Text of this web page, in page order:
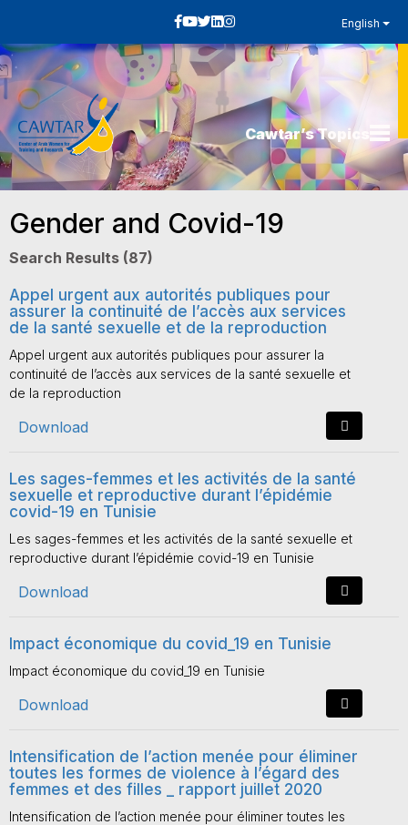
English
Cawtar’s Topics
Gender and Covid-19
Search Results (87)
Appel urgent aux autorités publiques pour
assurer la continuité de l’accès aux services
de la santé sexuelle et de la reproduction
Appel urgent aux autorités publiques pour assurer la
continuité de l’accès aux services de la santé sexuelle et
de la reproduction
Download
Les sages-femmes et les activités de la santé
sexuelle et reproductive durant l’épidémie
covid-19 en Tunisie
Les sages-femmes et les activités de la santé sexuelle et
reproductive durant l’épidémie covid-19 en Tunisie
Download
Impact économique du covid_19 en Tunisie
Impact économique du covid_19 en Tunisie
Download
Intensification de l’action menée pour éliminer
toutes les formes de violence à l’égard des
femmes et des filles _ rapport juillet 2020
Intensification de l’action menée pour éliminer toutes les